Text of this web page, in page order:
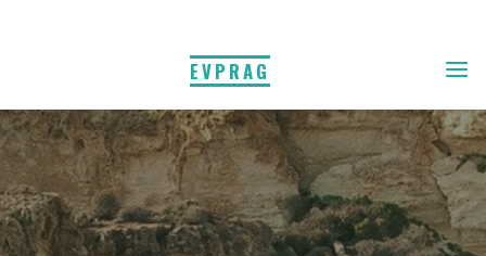
EVPRAG